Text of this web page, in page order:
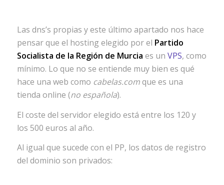
Las dns’s propias y este último apartado nos hace
pensar que el hosting elegido por el Partido
Socialista de la Región de Murcia es un VPS, como
mínimo. Lo que no se entiende muy bien es qué
hace una web como cabelas.comque es una
tienda online (no española).
El coste del servidor elegido está entre los 120 y
los 500 euros al año.
Al igual que sucede con el PP, los datos de registro
del dominio son privados: